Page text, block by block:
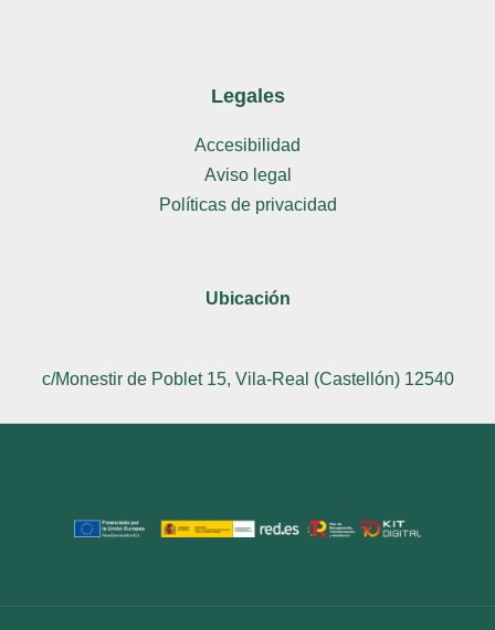
Legales
Accesibilidad
Aviso legal
Políticas de privacidad
Ubicación
c/Monestir de Poblet 15, Vila-Real (Castellón) 12540